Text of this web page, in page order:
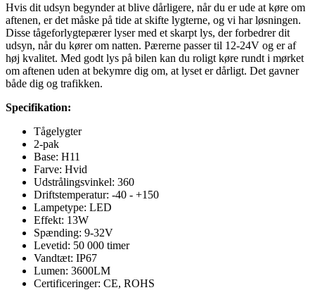
Hvis dit udsyn begynder at blive dårligere, når du er ude at køre om
aftenen, er det måske på tide at skifte lygterne, og vi har løsningen.
Disse tågeforlygtepærer lyser med et skarpt lys, der forbedrer dit
udsyn, når du kører om natten. Pærerne passer til 12-24V og er af
høj kvalitet. Med godt lys på bilen kan du roligt køre rundt i mørket
om aftenen uden at bekymre dig om, at lyset er dårligt. Det gavner
både dig og trafikken.
Specifikation:
Tågelygter
2-pak
Base: H11
Farve: Hvid
Udstrålingsvinkel: 360
Driftstemperatur: -40 - +150
Lampetype: LED
Effekt: 13W
Spænding: 9-32V
Levetid: 50 000 timer
Vandtæt: IP67
Lumen: 3600LM
Certificeringer: CE, ROHS